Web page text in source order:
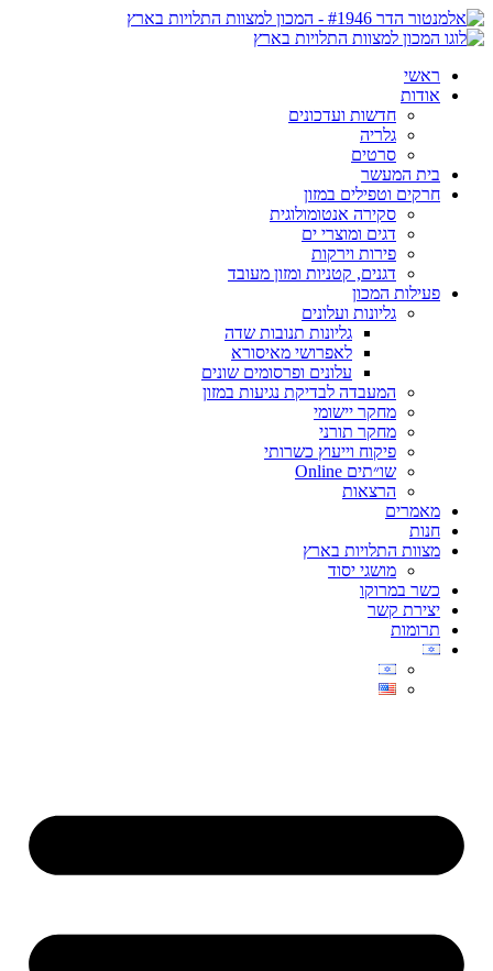
ראשי
אודות
חדשות ועדכונים
גלריה
סרטים
בית המעשר
חרקים וטפילים במזון
סקירה אנטומולוגית
דגים ומוצרי ים
פירות וירקות
דגנים, קטניות ומזון מעובד
פעילות המכון
גליונות ועלונים
גליונות תנובות שדה
לאפרושי מאיסורא
עלונים ופרסומים שונים
המעבדה לבדיקת נגיעות במזון
מחקר יישומי
מחקר תורני
פיקוח וייעוץ כשרותי
שו״תים Online
הרצאות
מאמרים
חנות
מצוות התלויות בארץ
מושגי יסוד
כשר במרוקו
יצירת קשר
תרומות